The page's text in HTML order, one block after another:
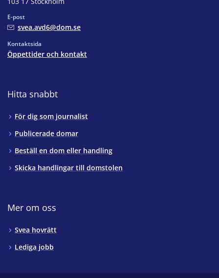
E-post
svea.avd6@dom.se
Kontaktsida
Öppettider och kontakt
Hitta snabbt
För dig som journalist
Publicerade domar
Beställ en dom eller handling
Skicka handlingar till domstolen
Mer om oss
Svea hovrätt
Lediga jobb